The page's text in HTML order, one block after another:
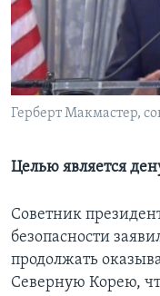
Learning English
СОЦИАЛЬНЫЕ СЕТИ
Языки
Герберт Макмастер,
Целью является
Советник
безопасности
продолжать
Северную Корею,